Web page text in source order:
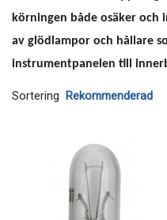
körningen både osäker och
av glödlampor och hållare
instrumentpanelen till
Sortering